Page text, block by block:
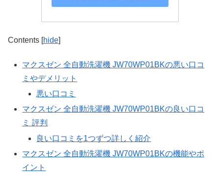
Contents [hide]
マクスゼン 全自動洗濯機 JW70WP01BKの悪い口コ
ミやデメリット
悪い口コミ
マクスゼン 全自動洗濯機 JW70WP01BKの良い口コ
ミ 評判
良い口コミを1つずつ詳しく紹介
マクスゼン 全自動洗濯機 JW70WP01BKの機能やポ
イント